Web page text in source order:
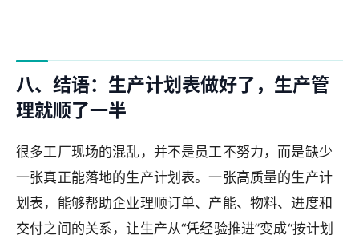
八、结语：生产计划表做好了，生产管
理就顺了一半
很多工厂现场的混乱，并不是员工不努力，而是缺少
一张真正能落地的生产计划表。一张高质量的生产计
划表，能够帮助企业理顺订单、产能、物料、进度和
交付之间的关系，让生产从“凭经验推进”变成“按计划